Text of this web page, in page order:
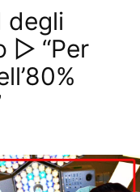
degli
▷ “Per